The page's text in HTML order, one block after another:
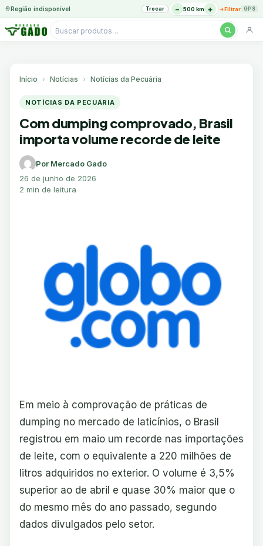
Região indisponível Trocar − 500 km + →Filtrar GPS
Pesquisar
Início Notícias Notícias da Pecuária
NOTÍCIAS DA PECUÁRIA
Com dumping comprovado, Brasil
importa volume recorde de leite
Por Mercado Gado
26 de junho de 2026
2 min de leitura
Em meio à comprovação de práticas de
dumping no mercado de laticínios, o Brasil
registrou em maio um recorde nas importações
de leite, com o equivalente a 220 milhões de
litros adquiridos no exterior. O volume é 3,5%
superior ao de abril e quase 30% maior que o
do mesmo mês do ano passado, segundo
dados divulgados pelo setor.